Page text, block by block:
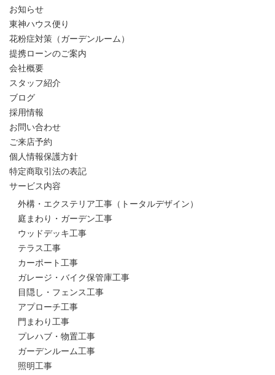
お知らせ
東神ハウス便り
花粉症対策（ガーデンルーム）
提携ローンのご案内
会社概要
スタッフ紹介
ブログ
採用情報
お問い合わせ
ご来店予約
個人情報保護方針
特定商取引法の表記
サービス内容
外構・エクステリア工事（トータルデザイン）
庭まわり・ガーデン工事
ウッドデッキ工事
テラス工事
カーポート工事
ガレージ・バイク保管庫工事
目隠し・フェンス工事
アプローチ工事
門まわり工事
プレハブ・物置工事
ガーデンルーム工事
照明工事